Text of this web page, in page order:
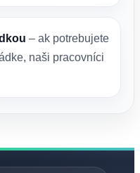
– ak potrebujete
naši pracovníci